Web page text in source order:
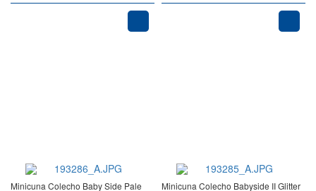
Minicuna Colecho Baby Side Pale Minicuna Colecho Babyside II Glitter